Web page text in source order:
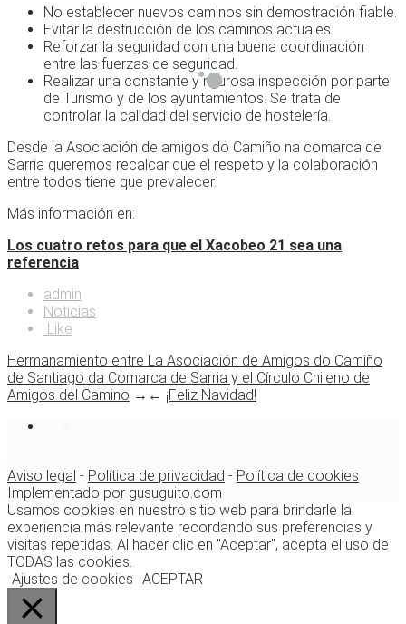
No establecer nuevos caminos sin demostración fiable.
Evitar la destrucción de los caminos actuales.
Reforzar la seguridad con una buena coordinación
entre las fuerzas de seguridad.
Realizar una constante y rigurosa inspección por parte
de Turismo y de los ayuntamientos. Se trata de
controlar la calidad del servicio de hostelería.
Desde la Asociación de amigos do Camiño na comarca de
Sarria queremos recalcar que el respeto y la colaboración
entre todos tiene que prevalecer.
Más información en:
Los cuatro retos para que el Xacobeo 21 sea una
referencia
admin
Noticias
Like
Hermanamiento entre La Asociación de Amigos do Camiño
de Santiago da Comarca de Sarria y el Círculo Chileno de
Amigos del Camino → ← ¡Feliz Navidad!
Aviso legal - Política de privacidad - Política de cookies
Implementado por gusuguito.com
Usamos cookies en nuestro sitio web para brindarle la
experiencia más relevante recordando sus preferencias y
visitas repetidas. Al hacer clic en "Aceptar", acepta el uso de
TODAS las cookies.
Ajustes de cookies ACEPTAR